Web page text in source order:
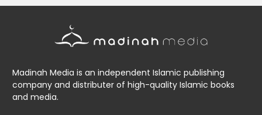
Madinah Media is an independent Islamic publishing
company and distributer of high-quality Islamic books
and media.